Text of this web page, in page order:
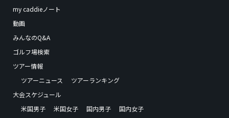
my caddieノート
動画
みんなのQ&A
ゴルフ場検索
ツアー情報
ツアーニュース
ツアーランキング
大会スケジュール
米国男子
米国女子 国内男子
国内女子